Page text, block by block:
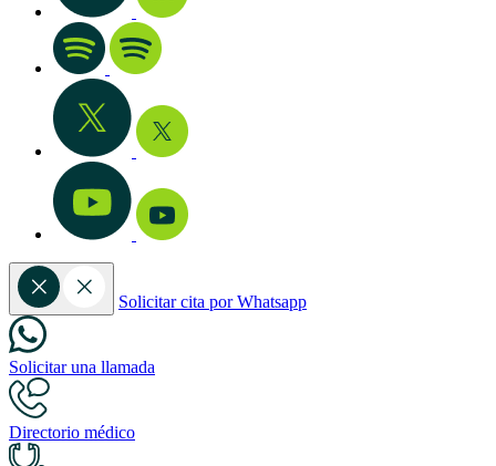
Solicitar cita por Whatsapp
Solicitar una llamada
Directorio médico